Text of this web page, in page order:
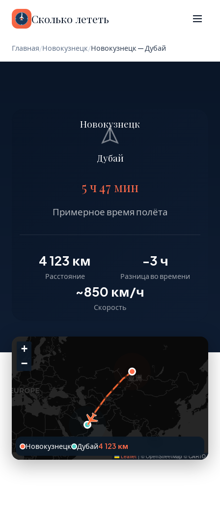
Сколько лететь
Главная/Новокузнецк/Новокузнецк — Дубай
Новокузнецк
Дубай
5 ч 47 мин
Примерное время полёта
4 123 км
Расстояние
-3 ч
Разница во времени
~850 км/ч
Скорость
+
−
Leaflet | © OpenStreetMap © CARTO
Новокузнецк Дубай4 123 км